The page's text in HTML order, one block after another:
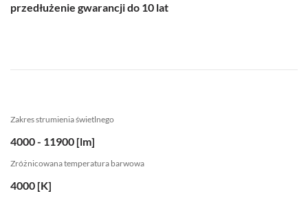
przedłużenie gwarancji do 10 lat
Zakres strumienia świetlnego
4000 - 11900 [lm]
Zróżnicowana temperatura barwowa
4000 [K]